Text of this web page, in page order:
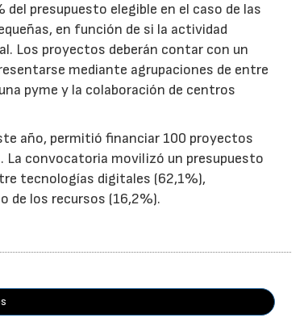
presupuesto elegible en el caso de las
en función de si la actividad
Los proyectos deberán contar con un
mediante agrupaciones de entre
pyme y la colaboración de centros
año, permitió financiar 100 proyectos
La convocatoria movilizó un presupuesto
tecnologías digitales (62,1%),
de los recursos (16,2%).